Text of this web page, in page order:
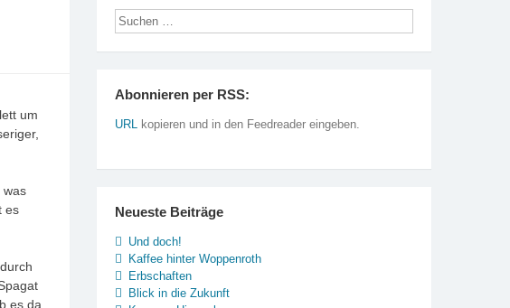
um
was
es
es da
Abonnieren per RSS:
URL kopieren und in den Feedreader eingeben.
Neueste Beiträge
Und doch!
Kaffee hinter Woppenroth
Erbschaften
Blick in die Zukunft